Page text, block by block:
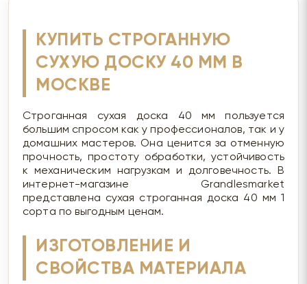
КУПИТЬ СТРОГАННУЮ
СУХУЮ ДОСКУ 40 ММ В
МОСКВЕ
Строганная сухая доска 40 мм пользуется
большим спросом как у профессионалов, так и у
домашних мастеров. Она ценится за отменную
прочность, простоту обработки, устойчивость
к механическим нагрузкам и долговечность. В
интернет-магазине Grandlesmarket
представлена сухая строганная доска 40 мм 1
сорта по выгодным ценам.
ИЗГОТОВЛЕНИЕ И
СВОЙСТВА МАТЕРИАЛА